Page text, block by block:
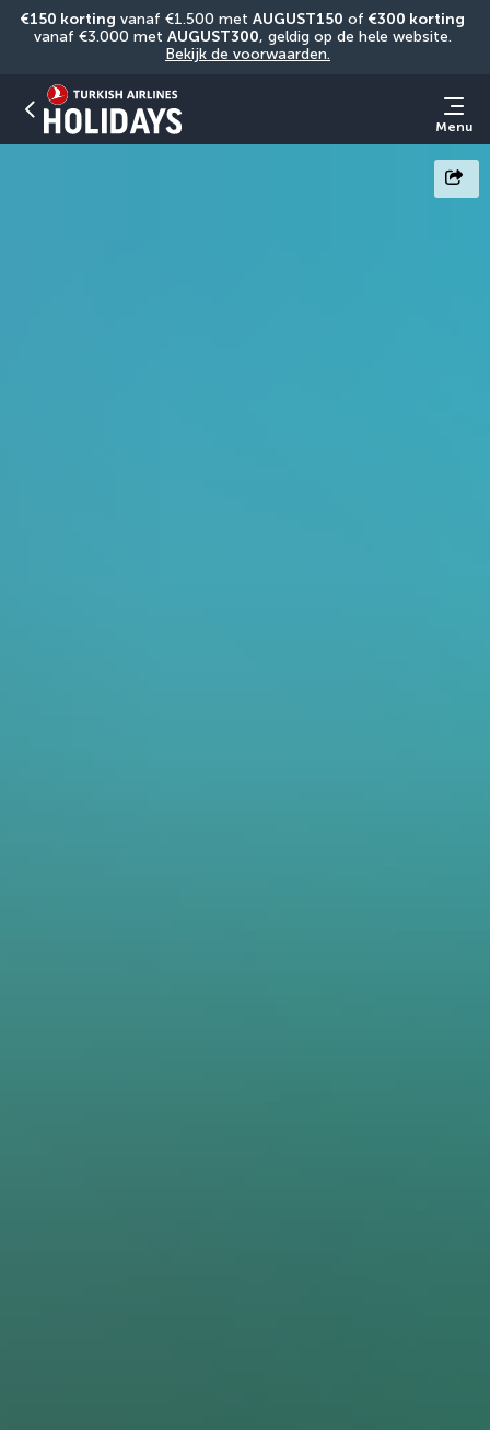
€150 korting vanaf €1.500 met AUGUST150 of €300 korting
vanaf €3.000 met AUGUST300
Bekijk de voorwaarden.
Menu